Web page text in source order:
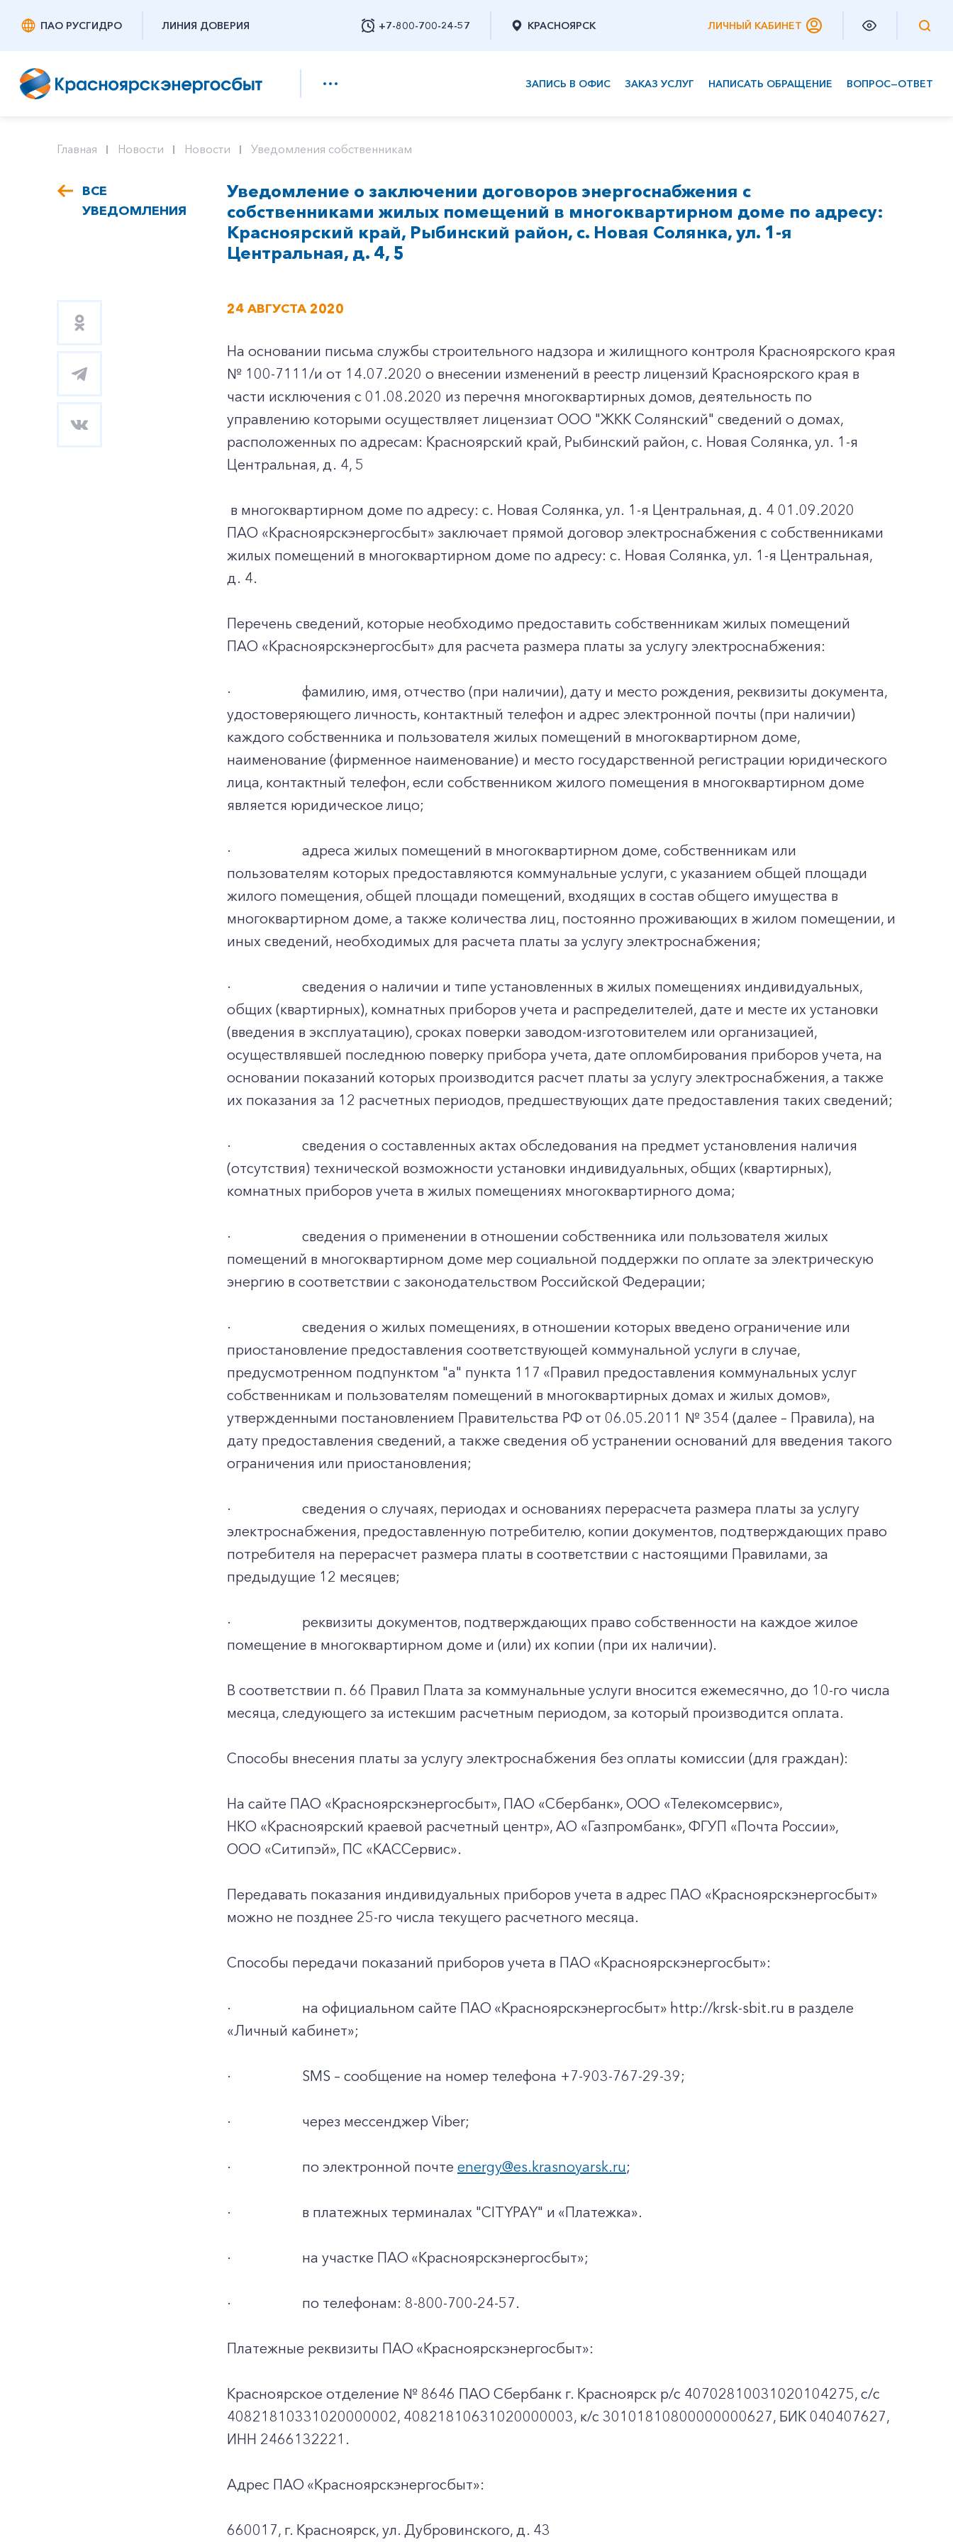
ПАО РУСГИДРО ЛИНИЯ ДОВЕРИЯ +7-800-700-24-57
Заказать обратный звонок
КРАСНОЯРСК ЛИЧНЫЙ КАБИНЕТ
ЗАПИСЬ В ОФИС ЗАКАЗ УСЛУГ НАПИСАТЬ ОБРАЩЕНИЕ ВОПРОС—ОТВЕТ
Заказать обратный звонок
Корпоративным клиентам
Главная Новости Новости Уведомления собственникам
ВСЕ
УВЕДОМЛЕНИЯ
Уведомление о заключении договоров энергоснабжения с
собственниками жилых помещений в многоквартирном доме по адресу:
Красноярский край, Рыбинский район, с. Новая Солянка, ул. 1-я
Центральная, д. 4, 5
24 АВГУСТА 2020
На основании письма службы строительного надзора и жилищного контроля Красноярского края
№ 100-7111/и от 14.07.2020 о внесении изменений в реестр лицензий Красноярского края в
части исключения с 01.08.2020 из перечня многоквартирных домов, деятельность по
управлению которыми осуществляет лицензиат ООО "ЖКК Солянский" сведений о домах,
расположенных по адресам: Красноярский край, Рыбинский район, с. Новая Солянка, ул. 1-я
Центральная, д. 4, 5
в многоквартирном доме по адресу: с. Новая Солянка, ул. 1-я Центральная, д. 4 01.09.2020
ПАО «Красноярскэнергосбыт» заключает прямой договор электроснабжения с собственниками
жилых помещений в многоквартирном доме по адресу: с. Новая Солянка, ул. 1-я Центральная,
д. 4.
Перечень сведений, которые необходимо предоставить собственникам жилых помещений
ПАО «Красноярскэнергосбыт» для расчета размера платы за услугу электроснабжения:
·
фамилию, имя, отчество (при наличии), дату и место рождения, реквизиты документа,
удостоверяющего личность, контактный телефон и адрес электронной почты (при наличии)
каждого собственника и пользователя жилых помещений в многоквартирном доме,
наименование (фирменное наименование) и место государственной регистрации юридического
лица, контактный телефон, если собственником жилого помещения в многоквартирном доме
является юридическое лицо;
·
адреса жилых помещений в многоквартирном доме, собственникам или
пользователям которых предоставляются коммунальные услуги, с указанием общей площади
жилого помещения, общей площади помещений, входящих в состав общего имущества в
многоквартирном доме, а также количества лиц, постоянно проживающих в жилом помещении, и
иных сведений, необходимых для расчета платы за услугу электроснабжения;
·
сведения о наличии и типе установленных в жилых помещениях индивидуальных,
общих (квартирных), комнатных приборов учета и распределителей, дате и месте их установки
(введения в эксплуатацию), сроках поверки заводом-изготовителем или организацией,
осуществлявшей последнюю поверку прибора учета, дате опломбирования приборов учета, на
основании показаний которых производится расчет платы за услугу электроснабжения, а также
их показания за 12 расчетных периодов, предшествующих дате предоставления таких сведений;
·
сведения о составленных актах обследования на предмет установления наличия
(отсутствия) технической возможности установки индивидуальных, общих (квартирных),
комнатных приборов учета в жилых помещениях многоквартирного дома;
·
сведения о применении в отношении собственника или пользователя жилых
помещений в многоквартирном доме мер социальной поддержки по оплате за электрическую
энергию в соответствии с законодательством Российской Федерации;
·
сведения о жилых помещениях, в отношении которых введено ограничение или
приостановление предоставления соответствующей коммунальной услуги в случае,
предусмотренном подпунктом "а" пункта 117 «Правил предоставления коммунальных услуг
собственникам и пользователям помещений в многоквартирных домах и жилых домов»,
утвержденными постановлением Правительства РФ от 06.05.2011 № 354 (далее – Правила), на
дату предоставления сведений, а также сведения об устранении оснований для введения такого
ограничения или приостановления;
·
сведения о случаях, периодах и основаниях перерасчета размера платы за услугу
электроснабжения, предоставленную потребителю, копии документов, подтверждающих право
потребителя на перерасчет размера платы в соответствии с настоящими Правилами, за
предыдущие 12 месяцев;
·
реквизиты документов, подтверждающих право собственности на каждое жилое
помещение в многоквартирном доме и (или) их копии (при их наличии).
В соответствии п. 66 Правил Плата за коммунальные услуги вносится ежемесячно, до 10-го числа
месяца, следующего за истекшим расчетным периодом, за который производится оплата.
Способы внесения платы за услугу электроснабжения без оплаты комиссии (для граждан):
На сайте ПАО «Красноярскэнергосбыт», ПАО «Сбербанк», ООО «Телекомсервис»,
НКО «Красноярский краевой расчетный центр», АО «Газпромбанк», ФГУП «Почта России»,
ООО «Ситипэй», ПС «КАССервис».
Передавать показания индивидуальных приборов учета в адрес ПАО «Красноярскэнергосбыт»
можно не позднее 25-го числа текущего расчетного месяца.
Способы передачи показаний приборов учета в ПАО «Красноярскэнергосбыт»:
·
на официальном сайте ПАО «Красноярскэнергосбыт» http://krsk-sbit.ru в разделе
«Личный кабинет»;
· SMS – сообщение на номер телефона +7-903-767-29-39;
· через мессенджер Viber;
· по электронной почте energy@es.krasnoyarsk.ru;
· в платежных терминалах "CITYPAY" и «Платежка».
· на участке ПАО «Красноярскэнергосбыт»;
· по телефонам: 8-800-700-24-57.
Платежные реквизиты ПАО «Красноярскэнергосбыт»:
Красноярское отделение № 8646 ПАО Сбербанк г. Красноярск p/c 40702810031020104275, с/с
40821810331020000002, 40821810631020000003, к/c 30101810800000000627, БИК 040407627,
ИНН 2466132221.
Адрес ПАО «Красноярскэнергосбыт»:
660017, г. Красноярск, ул. Дубровинского, д. 43